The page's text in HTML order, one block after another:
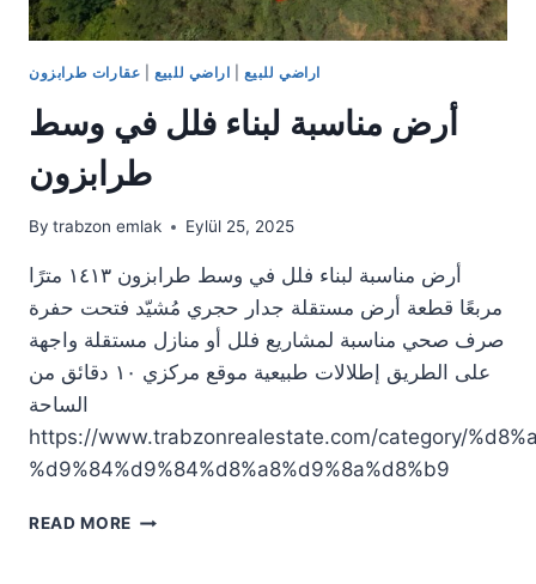
اراضي للبيع اراضي للبيع عقارات طرابزون
أرض مناسبة لبناء فلل في وسط
طرابزون
By trabzon emlak Eylül 25, 2025
أرض مناسبة لبناء فلل في وسط طرابزون ١٤١٣ مترًا
مربعًا قطعة أرض مستقلة جدار حجري مُشيّد فتحت حفرة
صرف صحي مناسبة لمشاريع فلل أو منازل مستقلة واجهة
على الطريق إطلالات طبيعية موقع مركزي ١٠ دقائق من
الساحة
https://www.trabzonrealestate.com/category/
%d9%84%d9%84%d8%a8%d9%8a%d8%b9
READ MORE أرض